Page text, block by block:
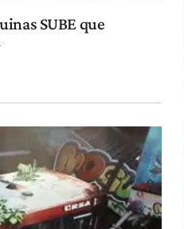
SUBE que